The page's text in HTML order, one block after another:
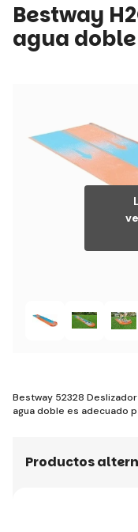
Bestway
agua
Bestway 52328
agua doble es adecuado
Productos